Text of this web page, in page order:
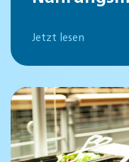
Jetzt lesen